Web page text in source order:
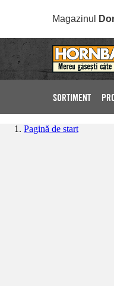
Magazinul
SORTIMENT
Pagină de start